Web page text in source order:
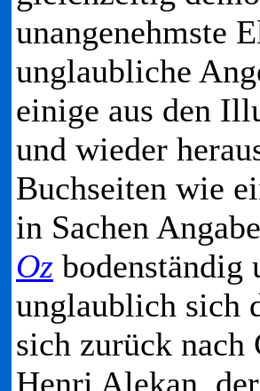
unangenehmste
unglaubliche
einige aus den
und wieder
Buchseiten wie
in Sachen
Oz bodenständig
unglaublich sich
sich zurück nach
Henri Alekan,